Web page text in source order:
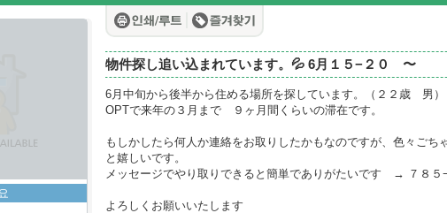
物件探し追い込まれています。💦 6月１５−２０ 〜
6月中旬から後半から住める場所を探しています。（２２歳 男）
OPTで来年の３月まで ９ヶ月間くらいの滞在です。
もしかしたら何人か連絡をお取りしたかもなのですが、色々ご
と嬉しいです。
メッセージでやり取りできると簡単でありがたいです → ７８５
よろしくお願いいたします